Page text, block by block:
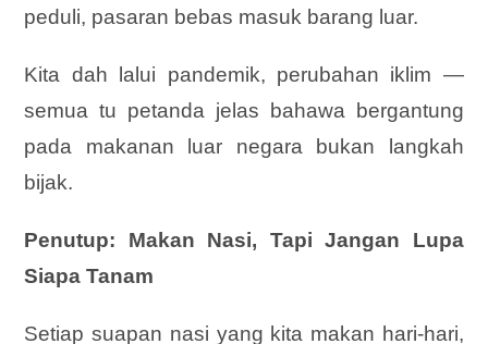
peduli, pasaran bebas masuk barang luar.
Kita dah lalui pandemik, perubahan iklim —
semua tu petanda jelas bahawa bergantung
pada makanan luar negara bukan langkah
bijak.
Penutup: Makan Nasi, Tapi Jangan Lupa
Siapa Tanam
Setiap suapan nasi yang kita makan hari-hari,